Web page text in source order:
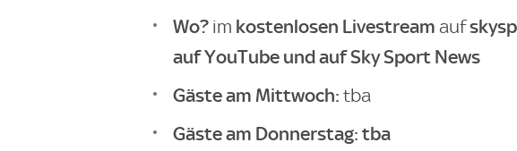
Wo? im kostenlosen Livestream auf
auf YouTube und auf Sky Sport News
Gäste am Mittwoch: tba
Gäste am Donnerstag: tba